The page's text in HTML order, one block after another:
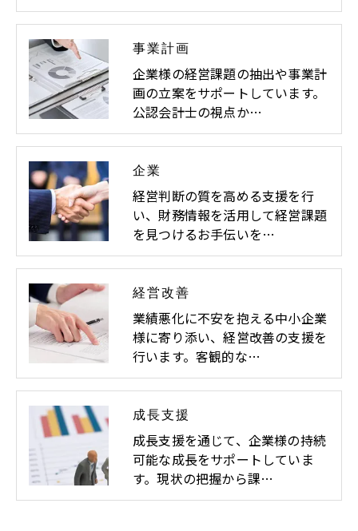
事業計画
企業様の経営課題の抽出や事業計
画の立案をサポートしています。
公認会計士の視点か…
企業
経営判断の質を高める支援を行
い、財務情報を活用して経営課題
を見つけるお手伝いを…
経営改善
業績悪化に不安を抱える中小企業
様に寄り添い、経営改善の支援を
行います。客観的な…
成長支援
成長支援を通じて、企業様の持続
可能な成長をサポートしていま
す。現状の把握から課…